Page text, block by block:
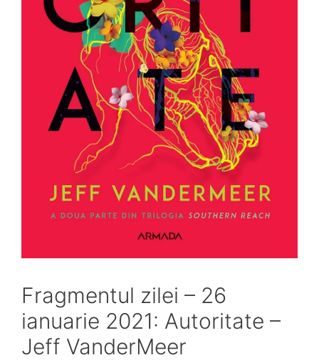
Fragmentul zilei – 26
ianuarie 2021: Autoritate –
Jeff VanderMeer